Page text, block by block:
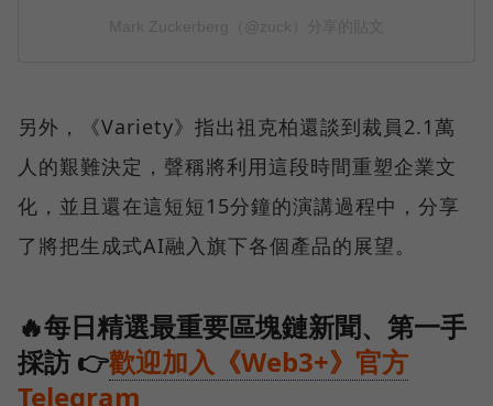
另外，《Variety》指出祖克柏還談到裁員2.1萬
人的艱難決定，聲稱將利用這段時間重塑企業文
化，並且還在這短短15分鐘的演講過程中，分享
了將把生成式AI融入旗下各個產品的展望。
🔥每日精選最重要區塊鏈新聞、第一手
採訪 👉歡迎加入《Web3+》官方
Telegram